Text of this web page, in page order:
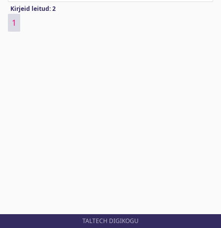
Kirjeid leitud: 2
1
TALTECH DIGIKOGU